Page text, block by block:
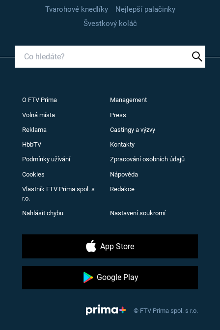
Tvarohové knedlíky
Nejlepší palačinky
Švestkový koláč
O FTV Prima Management
Volná místa Press
Reklama Castingy a výzvy
HbbTV Kontakty
Podmínky užívání Zpracování osobních údajů
Cookies Nápověda
Vlastník FTV Prima spol. s
r.o.
Redakce
Nahlásit chybu Nastavení soukromí
App Store
Google Play
© FTV Prima spol. s r.o.